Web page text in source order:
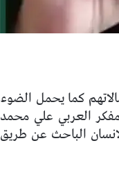
كما يحمل الضوء
العربي علي محمد
الباحث عن طريق